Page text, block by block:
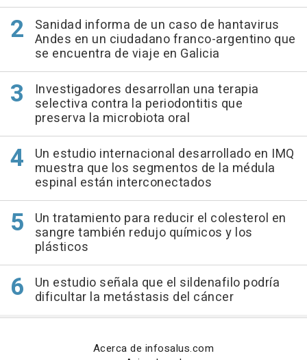
Sanidad informa de un caso de hantavirus
Andes en un ciudadano franco-argentino que
se encuentra de viaje en Galicia
Investigadores desarrollan una terapia
selectiva contra la periodontitis que
preserva la microbiota oral
Un estudio internacional desarrollado en IMQ
muestra que los segmentos de la médula
espinal están interconectados
Un tratamiento para reducir el colesterol en
sangre también redujo químicos y los
plásticos
Un estudio señala que el sildenafilo podría
dificultar la metástasis del cáncer
Acerca de infosalus.com